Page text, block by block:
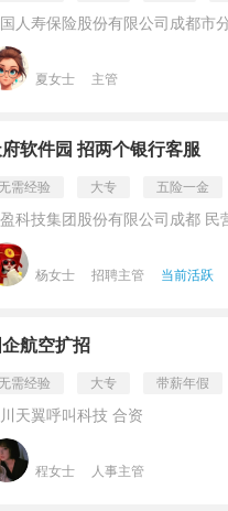
人寿保险股份有限公司成都市
夏女士 主管
软件园 招两个银行客服
需经验 大专 五险一金
科技集团股份有限公司成都 民
杨女士 招聘主管 当前活跃
航空扩招
需经验 大专 带薪年假
天翼呼叫科技 合资
程女士 人事主管